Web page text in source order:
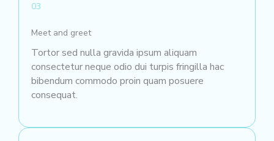
03
Meet and greet
Tortor sed nulla gravida ipsum aliquam
consectetur neque odio dui turpis fringilla hac
bibendum commodo proin quam posuere
consequat.